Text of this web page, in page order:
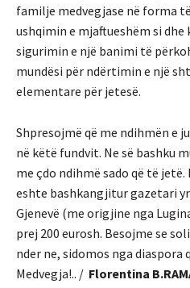
familje medvegjase në forma
ushqimin e mjaftueshëm si
sigurimin e një banimi të
mundësi për ndërtimin e një
elementare për jetesë.
Shpresojmë që me ndihmën e
në këtë fundvit. Ne së bashku
me çdo ndihmë sado që të
eshte bashkangjitur gazetari
Gjenevë (me origjine nga
prej 200 eurosh. Besojme se
nder ne, sidomos nga diaspora
Medvegja!.. / Florentina